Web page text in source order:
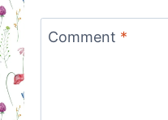
Comment *